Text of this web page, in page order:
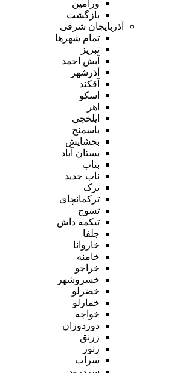
ورامین
بازگشت
آذربایجان شرقی
تمام شهر‌ها
تبریز
آبش احمد
آذرشهر
آقکند
اسکو
اهر
ایلخچی
باسمنج
بخشایش
بستان آباد
بناب
ناب جدید
ترک
ترکمانچای
تسوج
تیکمه داش
جلفا
خاروانا
خامنه
خراجو
خسروشهر
خضرلو
خمارلو
خواجه
دوزدوزان
زرنق
زنوز
سراب